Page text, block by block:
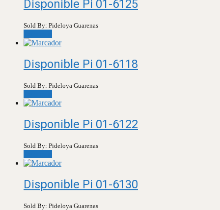
Disponible Pi 01-6125
Sold By: Pideloya Guarenas
Disponible Pi 01-6118
Sold By: Pideloya Guarenas
Disponible Pi 01-6122
Sold By: Pideloya Guarenas
Disponible Pi 01-6130
Sold By: Pideloya Guarenas